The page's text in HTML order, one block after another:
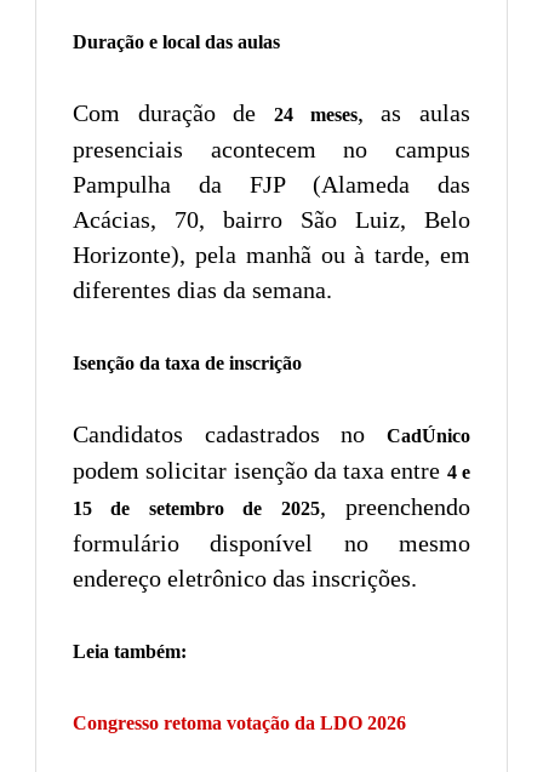
Duração e local das aulas
Com duração de 24 meses, as aulas
presenciais acontecem no campus
Pampulha da FJP (Alameda das
Acácias, 70, bairro São Luiz, Belo
Horizonte), pela manhã ou à tarde, em
diferentes dias da semana.
Isenção da taxa de inscrição
Candidatos cadastrados no CadÚnico
podem solicitar isenção da taxa entre 4 e
15 de setembro de 2025, preenchendo
formulário disponível no mesmo
endereço eletrônico das inscrições.
Leia também:
Congresso retoma votação da LDO 2026